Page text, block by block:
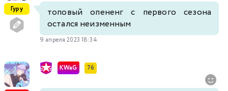
Гуру
топовый опененг с первого сезона
остался неизменным
9 апреля 2023 18:34
KWaG 76